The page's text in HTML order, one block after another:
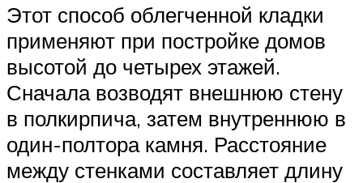
Этот способ облегченной кладки
применяют при постройке домов
высотой до четырех этажей.
Сначала возводят внешнюю стену
в полкирпича, затем внутреннюю в
один-полтора камня. Расстояние
между стенками составляет длину